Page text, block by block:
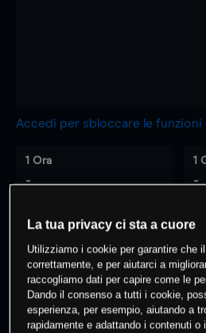
Accedi per sbloccare le funzioni
1 Ora
-
1
-
7 Giorni
- -
0% dei clienti hanno
La tua privacy ci sta a cuore
Utilizziamo i cookie per garantire che
correttamente, e per aiutarci a
raccogliamo dati per capire come le
Dando il consenso a tutti i cookie,
esperienza, per esempio, aiutando a
rapidamente e adattando i contenuti o